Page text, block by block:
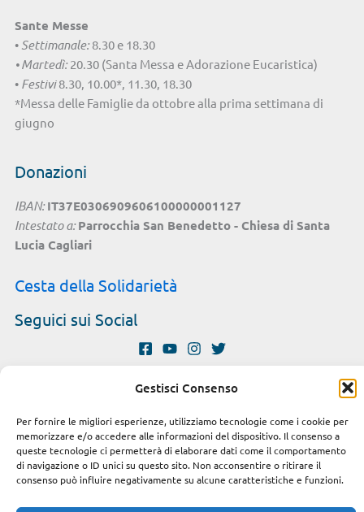
Gestisci Consenso
Per fornire le migliori esperienze, utilizziamo tecnologie come i cookie per
memorizzare e/o accedere alle informazioni del dispositivo. Il consenso a
queste tecnologie ci permetterà di elaborare dati come il comportamento
di navigazione o ID unici su questo sito. Non acconsentire o ritirare il
consenso può influire negativamente su alcune caratteristiche e funzioni.
Sante Messe
• Settimanale:8.30 e 18.30
• Martedì:20.30 (Santa Messa e Adorazione Eucaristica)
• Festivi8.30, 10.00*, 11.30, 18.30
*Messa delle Famiglie da ottobre alla prima settimana di
giugno
Donazioni
IBAN: IT37E0306909606100000001127
Intestato a: Parrocchia San Benedetto - Chiesa di Santa
Lucia Cagliari
Cesta della Solidarietà
Seguici sui Social
Privacy e Cookie policy
Modulistica e iscrizioni
Crediti